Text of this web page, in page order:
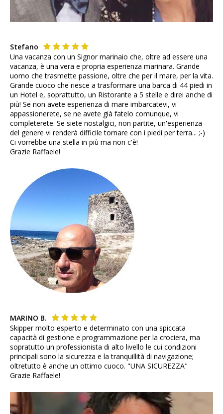
Stefano
Una vacanza con un Signor marinaio che, oltre ad essere una
vacanza, è una vera e propria esperienza marinara. Grande
uomo che trasmette passione, oltre che per il mare, per la vita.
Grande cuoco che riesce a trasformare una barca di 44 piedi in
un Hotel e, soprattutto, un Ristorante a 5 stelle e direi anche di
più! Se non avete esperienza di mare imbarcatevi, vi
appassionerete, se ne avete già fatelo comunque, vi
completerete. Se siete nostalgici, non partite, un'esperienza
del genere vi renderà difficile tornare con i piedi per terra... ;-)
Ci vorrebbe una stella in più ma non c'è!
Grazie Raffaele!
MARINO B.
Skipper molto esperto e determinato con una spiccata
capacità di gestione e programmazione per la crociera, ma
sopratutto un professionista di alto livello le cui condizioni
principali sono la sicurezza e la tranquillità di navigazione;
oltretutto è anche un ottimo cuoco. "UNA SICUREZZA"
Grazie Raffaele!